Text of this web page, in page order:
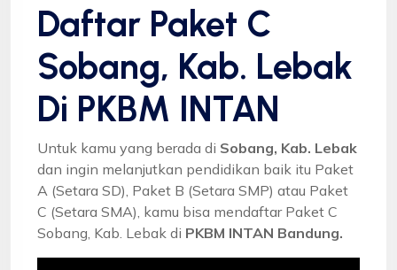
Daftar Paket C
Sobang, Kab. Lebak
Di PKBM INTAN
Untuk kamu yang berada di Sobang, Kab. Lebak
dan ingin melanjutkan pendidikan baik itu Paket
A (Setara SD), Paket B (Setara SMP) atau Paket
C (Setara SMA), kamu bisa mendaftar Paket C
Sobang, Kab. Lebak di PKBM INTAN Bandung.